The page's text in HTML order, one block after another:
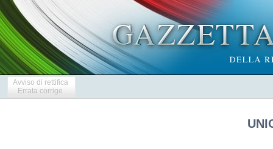
Avviso di rettifica
Errata corrige